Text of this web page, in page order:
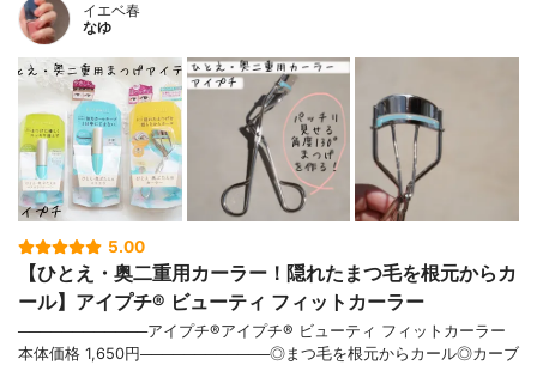
イエベ春
なゆ
5.00
【ひとえ・奥二重用カーラー！隠れたまつ毛を根元からカ
ール】アイプチ® ビューティ フィットカーラー
────────────アイプチ®アイプチ® ビューティ フィットカーラー
本体価格 1,650円────────────◎まつ毛を根元からカール◎カーブ